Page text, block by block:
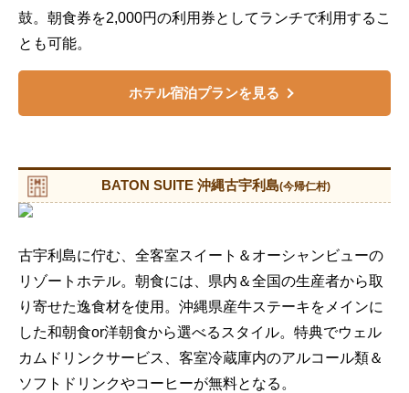
鼓。朝食券を2,000円の利用券としてランチで利用するこ
とも可能。
ホテル宿泊プランを見る
BATON SUITE 沖縄古宇利島(今帰仁村)
古宇利島に佇む、全客室スイート＆オーシャンビューの
リゾートホテル。朝食には、県内＆全国の生産者から取
り寄せた逸食材を使用。沖縄県産牛ステーキをメインに
した和朝食or洋朝食から選べるスタイル。特典でウェル
カムドリンクサービス、客室冷蔵庫内のアルコール類＆
ソフトドリンクやコーヒーが無料となる。